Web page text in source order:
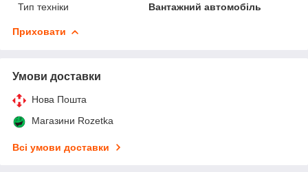
Тип техніки
Вантажний автомобіль
Приховати
Умови доставки
Нова Пошта
Магазини Rozetka
Всі умови доставки